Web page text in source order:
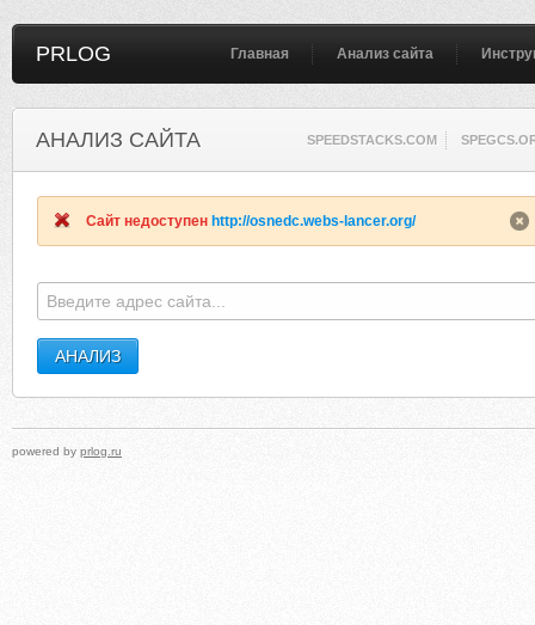
PRLOG Главная Анализ сайта
АНАЛИЗ САЙТА SPEEDSTACKS.COM
Сайт недоступен http://osnedc.webs-lancer.org/
powered by prlog.ru